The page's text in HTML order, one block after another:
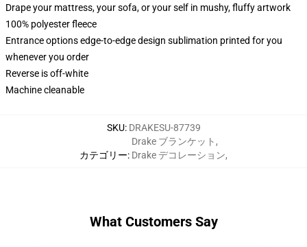
Drape your mattress, your sofa, or your self in mushy, fluffy artwork
100% polyester fleece
Entrance options edge-to-edge design sublimation printed for you
whenever you order
Reverse is off-white
Machine cleanable
SKU: DRAKESU-87739
カテゴリー:
Drake ブランケット ,
Drake デコレーション,
What Customers Say